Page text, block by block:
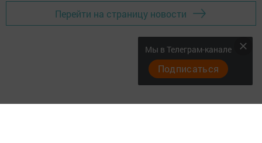
Перейти на страницу новости
Мы в Телеграм-канале
Подписаться